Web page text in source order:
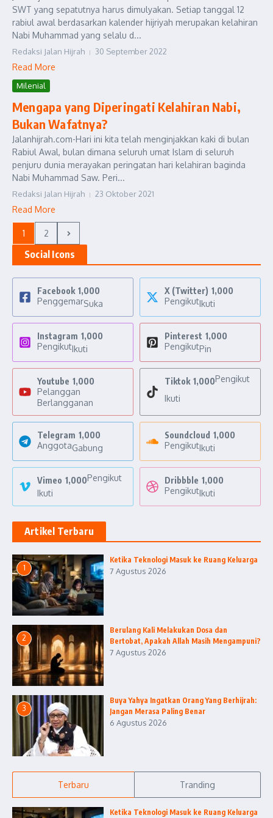
SWT yang sepatutnya harus dimulyakan. Setiap tanggal 12
rabiul awal berdasarkan kalender hijriyah merupakan kelahiran
Nabi Muhammad yang selalu d...
Redaksi Jalan Hijrah 30 September 2022
Read More
Milenial
Mengapa yang Diperingati Kelahiran Nabi,
Bukan Wafatnya?
Jalanhijrah.com-Hari ini kita telah menginjakkan kaki di bulan
Rabiul Awal, bulan dimana seluruh umat Islam di seluruh
penjuru dunia merayakan peringatan hari kelahiran baginda
Nabi Muhammad Saw. Peri...
Redaksi Jalan Hijrah 23 Oktober 2021
Read More
1 2
Social Icons
Facebook 1,000
PenggemarSuka
X (Twitter) 1,000
PengikutIkuti
Instagram 1,000
PengikutIkuti
Pinterest 1,000
PengikutPin
Youtube 1,000
Pelanggan
Berlangganan
Tiktok 1,000Pengikut
Ikuti
Telegram 1,000
AnggotaGabung
Soundcloud 1,000
PengikutIkuti
Vimeo 1,000Pengikut
Ikuti
Dribbble 1,000
PengikutIkuti
Artikel Terbaru
1
Ketika Teknologi Masuk ke Ruang Keluarga
7 Agustus 2026
2
Berulang Kali Melakukan Dosa dan
Bertobat, Apakah Allah Masih Mengampuni?
7 Agustus 2026
3
Buya Yahya Ingatkan Orang Yang Berhijrah:
Jangan Merasa Paling Benar
6 Agustus 2026
Terbaru Tranding
Ketika Teknologi Masuk ke Ruang Keluarga